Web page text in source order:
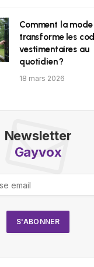
Comment la
transforme les
vestimentaires au
quotidien ?
18 mars 2026
Newsletter
Gayvox